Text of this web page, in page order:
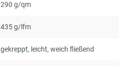
290 g/qm
435 g/lfm
gekreppt, leicht, weich fließend